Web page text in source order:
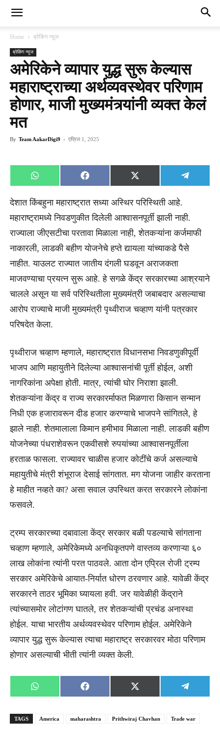
Home ब्रेकिंग न्यूज
ब्रेकिंग न्यूज
अमेरिकेने व्यापार युद्ध सुरू केल्यास
महाराष्ट्राच्या अर्थव्यवस्थेवर परिणाम
होणार, माजी मुख्यमंत्र्यांनी व्यक्त केलं
मत
By Team AakarDigi9 - एप्रिल 1, 2025
Share
on
WhatsApp
Share
on
Facebook
Share
on
X
(Twitter)
Share
on
देशात किंबहुना महाराष्ट्रात सध्या अस्थिर परिस्थिती आहे.
महाराष्ट्रामध्ये निवडणुकीत दिलेली आश्वासनपूर्ती झाली नाही.
राज्याला जीएसटीचा परतावा मिळाला नाही, शेतकऱ्यांना कर्जमाफी
नाकारली, लाडकी बहीण योजनेचे हप्ते द्यायला यांच्याकडे पैसे
नाहीत. याउलट राज्यात जातीय दंगली घडवून अराजकता
माजवण्याचा प्रयत्न सुरू आहे. हे सगळे केंद्र सरकारच्या आश्रयाने
चालले असून या सर्व परिस्थितीला मुख्यमंत्री जबाबदार असल्याचा
आरोप राज्याचे माजी मुख्यमंत्री पृथ्वीराज चव्हाण यांनी पत्रकार
परिषदेत केला.
पृथ्वीराज चव्हाण म्हणाले, महाराष्ट्रात विधानसभा निवडणुकीपूर्वी
भाजप आणि महायुतीने दिलेल्या आश्वासनांची पूर्ती होईल, अशी
नागरिकांना अपेक्षा होती. मात्र, त्यांची घोर निराशा झाली.
शेतकऱ्यांना केंद्र व राज्य सरकारर्माफत मिळणारा किसान सन्मान
निधी एक हजारावरून दीड हजार करण्याचे भाजपने सांगितले, हे
झाले नाही. शेतमालाला किमान हमीभाव मिळाला नाही. लाडकी बहीण
योजनेच्या पंधराशेवरून एकवीसशे रुपयांच्या आश्वासनपूर्तीला
हरताळ फासला. राज्यावर चाळीस हजार कोटींचे कर्ज असल्याचे
महायुतीचे मंत्री शंभूराज देसाई सांगतात. मग योजना जाहीर करताना
हे माहीत नव्हते का? असा सवाल उपस्थित करत सरकारने लोकांना
फसवले.
ट्रम्प सरकारच्या दबावाला केंद्र सरकार बळी पडल्याचे सांगताना
चव्हाण म्हणाले, अमेरिकेमध्ये अनधिकृतपणे वास्तव्य करणाऱ्या ६०
लाख लोकांना त्यांनी परत पाठवले. आता दोन एप्रिल रोजी ट्रम्प
सरकार अमेरिकेचे आयात-निर्यात धोरण ठरवणार आहे. यावेळी केंद्र
सरकारने ताठर भूमिका घ्यायला हवी. जर यावेळीही केंद्राने
त्यांच्यासमोर लोटांगण घातले, तर शेतकऱ्यांची प्रचंड अनास्था
होईल. याचा भारतीय अर्थव्यवस्थेवर परिणाम होईल. अमेरिकेने
व्यापार युद्ध सुरू केल्यास त्याचा महाराष्ट्र सरकारवर मोठा परिणाम
होणार असल्याची भीती त्यांनी व्यक्त केली.
Share
on
WhatsApp
Share
on
Facebook
Share
on
X
(Twitter)
Share
on
TAGS America maharashtra Prithwiraj Chavhan Trade war